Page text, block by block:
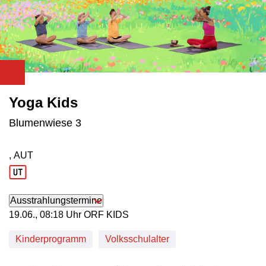
Yoga Kids
Blumenwiese 3
Produktionsland: AUT
, AUT
Ausstrahlungstermine
19. Juni, 08:18 Uhr in ORF KIDS
19.06., 08:18 Uhr ORF KIDS
Kinderprogramm Volksschulalter